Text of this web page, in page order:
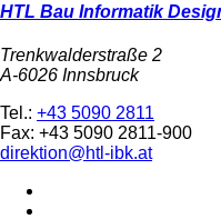
HTL Bau Informatik
Trenkwalderstraße 2
A-6026 Innsbruck
Tel.: +43 5090 2811
Fax: +43 5090 2811-900
direktion@htl-ibk.at